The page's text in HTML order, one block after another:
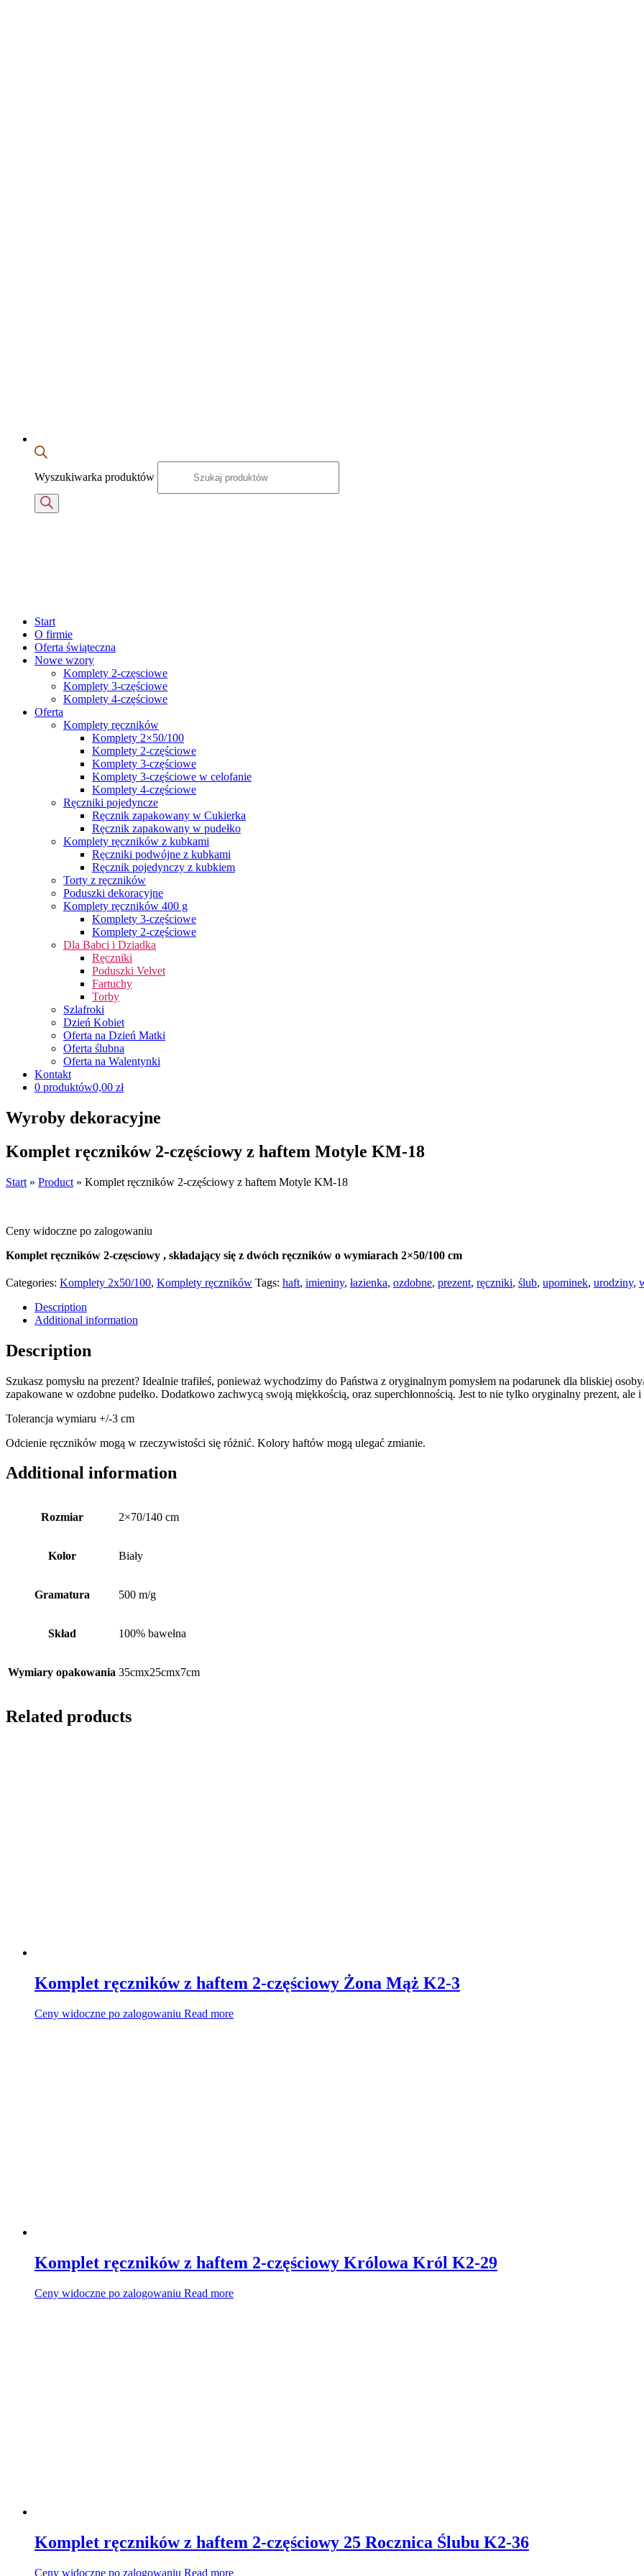
Wyszukiwarka produktów
Start
O firmie
Oferta świąteczna
Nowe wzory
Komplety 2-częsciowe
Komplety 3-częściowe
Komplety 4-częściowe
Oferta
Komplety ręczników
Komplety 2×50/100
Komplety 2-częściowe
Komplety 3-częściowe
Komplety 3-częściowe w celofanie
Komplety 4-częściowe
Ręczniki pojedyncze
Ręcznik zapakowany w Cukierka
Ręcznik zapakowany w pudełko
Komplety ręczników z kubkami
Ręczniki podwójne z kubkami
Ręcznik pojedynczy z kubkiem
Torty z ręczników
Poduszki dekoracyjne
Komplety ręczników 400 g
Komplety 3-częściowe
Komplety 2-częściowe
Dla Babci i Dziadka
Ręczniki
Poduszki Velvet
Fartuchy
Torby
Szlafroki
Dzień Kobiet
Oferta na Dzień Matki
Oferta ślubna
Oferta na Walentynki
Kontakt
0 produktów0,00 zł
Wyroby dekoracyjne
Komplet ręczników 2-częściowy z haftem Motyle KM-18
Start » Product » Komplet ręczników 2-częściowy z haftem Motyle KM-18
Ceny widoczne po zalogowaniu
Komplet ręczników 2-częsciowy , składający się z dwóch ręczników o wymiarach 2×50/100 cm
Categories: Komplety 2x50/100, Komplety ręczników Tags: haft, imieniny, łazienka, ozdobne, prezent, ręczniki, ślub, upominek, urodziny,
Description
Additional information
Description
Szukasz pomysłu na prezent? Idealnie trafiłeś, ponieważ wychodzimy do Państwa z oryginalnym pomysłem na podarunek dla bliskiej
zapakowane w ozdobne pudełko. Dodatkowo zachwycą swoją miękkością, oraz superchłonnością. Jest to nie tylko oryginalny prezent, ale
Tolerancja wymiaru +/-3 cm
Odcienie ręczników mogą w rzeczywistości się różnić. Kolory haftów mogą ulegać zmianie.
Additional information
Rozmiar 2×70/140 cm
Kolor Biały
Gramatura 500 m/g
Skład 100% bawełna
Wymiary opakowania 35cmx25cmx7cm
Related products
Komplet ręczników z haftem 2-częściowy Żona Mąż K2-3
Ceny widoczne po zalogowaniu Read more
Komplet ręczników z haftem 2-częściowy Królowa Król K2-29
Ceny widoczne po zalogowaniu Read more
Komplet ręczników z haftem 2-częściowy 25 Rocznica Ślubu K2-36
Ceny widoczne po zalogowaniu Read more